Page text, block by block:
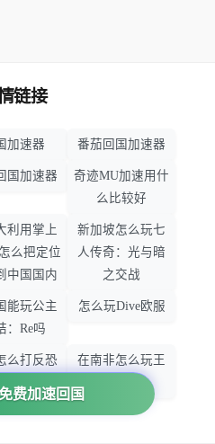
费加速回国
链接
加速器 番茄回国加速器
国加速器
奇迹MU加速用什
么比较好
利用掌上
么把定位
中国国内
新加坡怎么玩七
人传奇：光与暗
之交战
能玩公主
：Re吗
怎么玩Dive欧服
么打反恐
全球攻势
在南非怎么玩王